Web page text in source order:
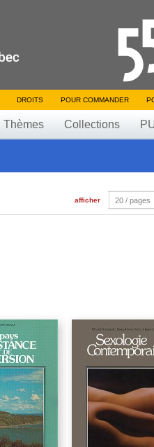
DROITS POUR COMMANDER
Thèmes Collections
afficher 20 / pages